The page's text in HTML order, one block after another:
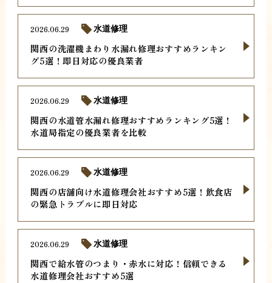
関西の洗濯機まわり水漏れ修理おすすめランキン
グ5選！即日対応の優良業者
2026.06.29 水道修理
関西の水道管水漏れ修理おすすめランキング5選！
水道局指定の優良業者を比較
2026.06.29 水道修理
関西の店舗向け水道修理会社おすすめ5選！飲食店
の緊急トラブルに即日対応
2026.06.29 水道修理
関西で給水管のつまり・赤水に対応！信頼できる
水道修理会社おすすめ5選
2026.06.29 水道修理